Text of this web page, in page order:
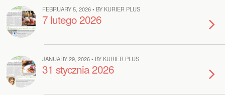
FEBRUARY 5, 2026 • BY KURIER PLUS
7 lutego 2026
JANUARY 29, 2026 • BY KURIER PLUS
31 stycznia 2026